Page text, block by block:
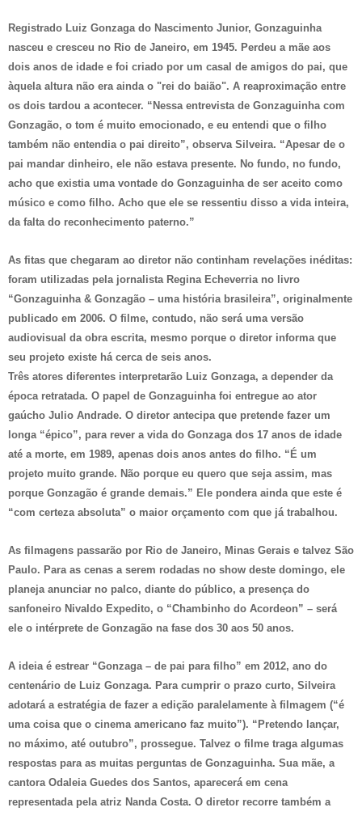
Registrado Luiz Gonzaga do Nascimento Junior, Gonzaguinha
nasceu e cresceu no Rio de Janeiro, em 1945. Perdeu a mãe aos
dois anos de idade e foi criado por um casal de amigos do pai, que
àquela altura não era ainda o "rei do baião". A reaproximação entre
os dois tardou a acontecer. “Nessa entrevista de Gonzaguinha com
Gonzagão, o tom é muito emocionado, e eu entendi que o filho
também não entendia o pai direito”, observa Silveira. “Apesar de o
pai mandar dinheiro, ele não estava presente. No fundo, no fundo,
acho que existia uma vontade do Gonzaguinha de ser aceito como
músico e como filho. Acho que ele se ressentiu disso a vida inteira,
da falta do reconhecimento paterno.”
As fitas que chegaram ao diretor não continham revelações inéditas:
foram utilizadas pela jornalista Regina Echeverria no livro
“Gonzaguinha & Gonzagão – uma história brasileira”, originalmente
publicado em 2006. O filme, contudo, não será uma versão
audiovisual da obra escrita, mesmo porque o diretor informa que
seu projeto existe há cerca de seis anos.
Três atores diferentes interpretarão Luiz Gonzaga, a depender da
época retratada. O papel de Gonzaguinha foi entregue ao ator
gaúcho Julio Andrade. O diretor antecipa que pretende fazer um
longa “épico”, para rever a vida do Gonzaga dos 17 anos de idade
até a morte, em 1989, apenas dois anos antes do filho. “É um
projeto muito grande. Não porque eu quero que seja assim, mas
porque Gonzagão é grande demais.” Ele pondera ainda que este é
“com certeza absoluta” o maior orçamento com que já trabalhou.
As filmagens passarão por Rio de Janeiro, Minas Gerais e talvez São
Paulo. Para as cenas a serem rodadas no show deste domingo, ele
planeja anunciar no palco, diante do público, a presença do
sanfoneiro Nivaldo Expedito, o “Chambinho do Acordeon” – será
ele o intérprete de Gonzagão na fase dos 30 aos 50 anos.
A ideia é estrear “Gonzaga – de pai para filho” em 2012, ano do
centenário de Luiz Gonzaga. Para cumprir o prazo curto, Silveira
adotará a estratégia de fazer a edição paralelamente à filmagem (“é
uma coisa que o cinema americano faz muito”). “Pretendo lançar,
no máximo, até outubro”, prossegue. Talvez o filme traga algumas
respostas para as muitas perguntas de Gonzaguinha. Sua mãe, a
cantora Odaleia Guedes dos Santos, aparecerá em cena
representada pela atriz Nanda Costa. O diretor recorre também a